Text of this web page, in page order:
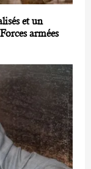
et un
armées